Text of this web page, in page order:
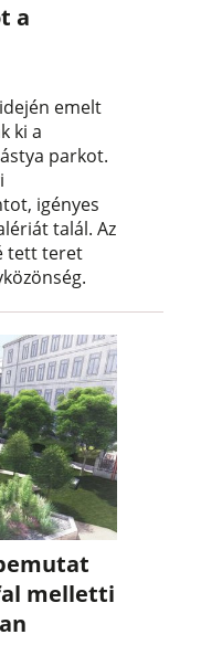
a
emelt
ki a
parkot.
igényes
talál. Az
tett teret
melletti